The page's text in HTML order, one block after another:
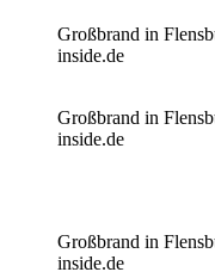
Großbrand in
inside.de
Großbrand in
inside.de
Großbrand in
inside.de